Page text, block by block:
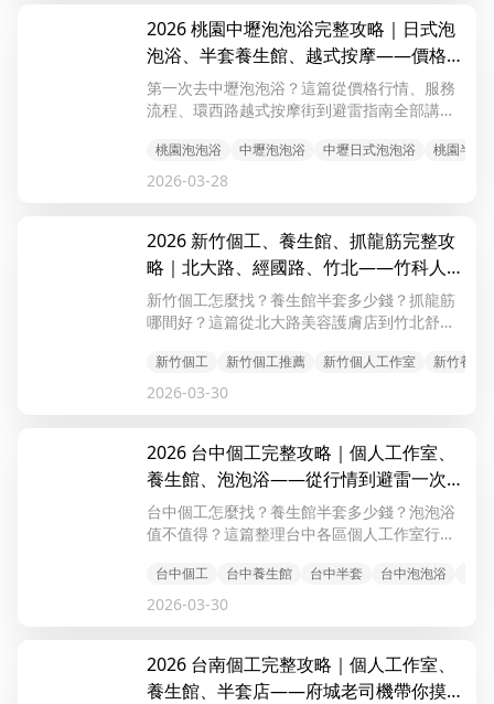
2026 桃園中壢泡泡浴完整攻略｜日式泡
泡浴、半套養生館、越式按摩——價格流
程避雷一篇搞定
第一次去中壢泡泡浴？這篇從價格行情、服務
流程、環西路越式按摩街到避雷指南全部講清
桃園泡泡浴 中壢泡泡浴 中壢日式泡泡浴 桃園半套
2026-03-28
2026 新竹個工、養生館、抓龍筋完整攻
略｜北大路、經國路、竹北——竹科人下
班後的真實選擇
新竹個工怎麼找？養生館半套多少錢？抓龍筋
哪間好？這篇從北大路美容護膚店到竹北舒壓
新竹個工 新竹個工推薦 新竹個人工作室 新竹養生
2026-03-30
2026 台中個工完整攻略｜個人工作室、
養生館、泡泡浴——從行情到避雷一次搞
懂
台中個工怎麼找？養生館半套多少錢？泡泡浴
值不值得？這篇整理台中各區個人工作室行
覆蓋，新手看完直接出發。
台中個工 台中養生館 台中半套 台中泡泡浴
2026-03-30
2026 台南個工完整攻略｜個人工作室、
養生館、半套店——府城老司機帶你摸透